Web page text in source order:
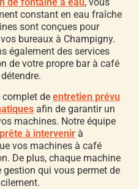
constant en eau fraîche
sont conçues pour
bureaux à Champigny.
également des services
de votre propre bar à café
complet de entretien prévu
afin de garantir un
machines. Notre équipe
à intervenir à
vos machines à café
De plus, chaque machine
qui vous permet de